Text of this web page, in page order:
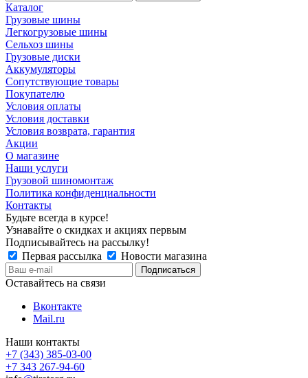
Каталог
Грузовые шины
Легкогрузовые шины
Сельхоз шины
Грузовые диски
Аккумуляторы
Сопутствующие товары
Покупателю
Условия оплаты
Условия доставки
Условия возврата, гарантия
Акции
О магазине
Наши услуги
Грузовой шиномонтаж
Политика конфиденциальности
Контакты
Будьте всегда в курсе!
Узнавайте о скидках и акциях первым
Подписывайтесь на рассылку!
Первая рассылка
Новости магазина
Оставайтесь на связи
Вконтакте
Mail.ru
Наши контакты
+7 (343) 385-03-00
+7 343 267-94-60